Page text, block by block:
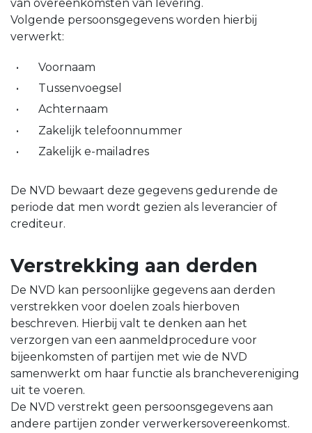
van overeenkomsten van levering.
Volgende persoonsgegevens worden hierbij
verwerkt:
Voornaam
Tussenvoegsel
Achternaam
Zakelijk telefoonnummer
Zakelijk e-mailadres
De NVD bewaart deze gegevens gedurende de
periode dat men wordt gezien als leverancier of
crediteur.
Verstrekking aan derden
De NVD kan persoonlijke gegevens aan derden
verstrekken voor doelen zoals hierboven
beschreven. Hierbij valt te denken aan het
verzorgen van een aanmeldprocedure voor
bijeenkomsten of partijen met wie de NVD
samenwerkt om haar functie als branchevereniging
uit te voeren.
De NVD verstrekt geen persoonsgegevens aan
andere partijen zonder verwerkersovereenkomst.